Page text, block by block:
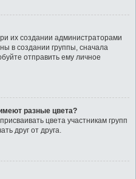
их создании администраторами
в создании группы, сначала
отправить ему личное
разные цвета?
цвета участникам групп
друг от друга.